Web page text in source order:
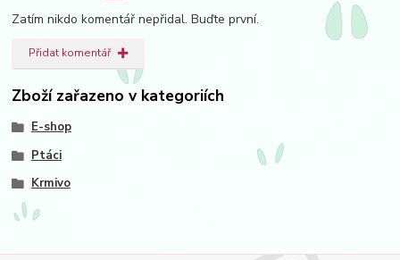
Zatím nikdo komentář nepřidal. Buďte první.
Přidat komentář
Zboží zařazeno v kategoriích
E-shop
Ptáci
Krmivo